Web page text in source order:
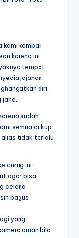
kami kembali
karena ini
tempat
jajanan
diri.
jahe.
sudah
semua cukup
alias tidak terlalu
curug ini:
agar bisa
celana
bagus
yang
aman bila